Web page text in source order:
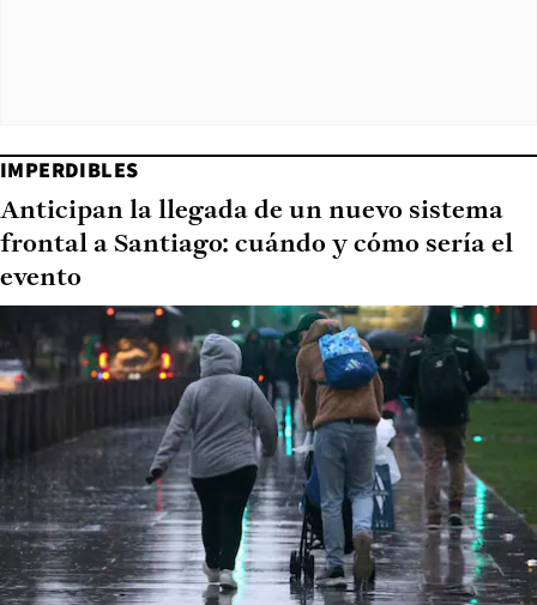
IMPERDIBLES
Anticipan la llegada de un nuevo sistema
frontal a Santiago: cuándo y cómo sería el
evento